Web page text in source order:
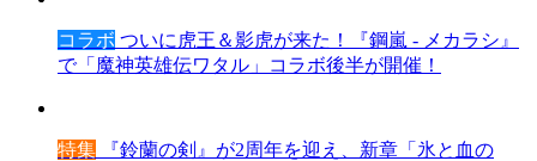
コラボ ついに虎王＆影虎が来た！『鋼嵐 - メカラシ』
で「魔神英雄伝ワタル」コラボ後半が開催！
特集 『鈴蘭の剣』が2周年を迎え、新章「氷と血の